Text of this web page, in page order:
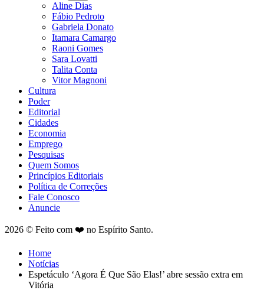
Aline Dias
Fábio Pedroto
Gabriela Donato
Itamara Camargo
Raoni Gomes
Sara Lovatti
Talita Conta
Vitor Magnoni
Cultura
Poder
Editorial
Cidades
Economia
Emprego
Pesquisas
Quem Somos
Princípios Editoriais
Política de Correções
Fale Conosco
Anuncie
2026 © Feito com ❤️ no Espírito Santo.
Home
Notícias
Espetáculo ‘Agora É Que São Elas!’ abre sessão extra em
Vitória